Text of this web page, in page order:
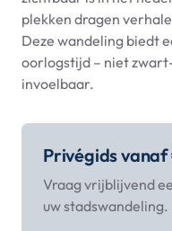
plekken dragen
Deze wandeling biedt
oorlogstijd – niet
invoelbaar.
Privégids vanaf
Vraag vrijblijvend
uw stadswandeling.